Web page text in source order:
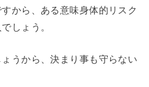
から、ある意味身体的リスク
しょう。
うから、決まり事も守らない